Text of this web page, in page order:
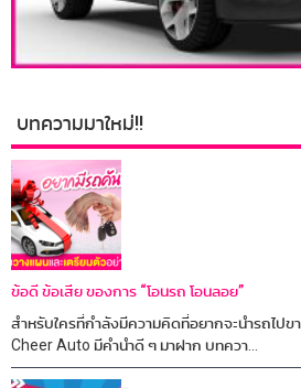
บทความมาใหม่!!
ข้อดี ข้อเสีย ของการ “โอนรถ โอนลอย”
สำหรับใครที่กำลังมีความคิดที่อยากจะนำรถไปข
Cheer Auto มีคำนำดี ๆ มาฝาก บทควา...